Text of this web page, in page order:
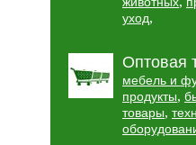
уход,
Оптовая
мебель и
продукты,
товары,